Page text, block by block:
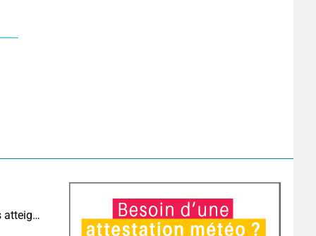
Sécheresse historique : les cours d'eau français atteignent un niveau critique